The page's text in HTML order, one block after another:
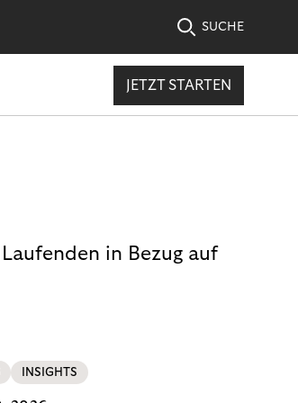
SUCHE
JETZT STARTEN
in Bezug auf
INSIGHTS